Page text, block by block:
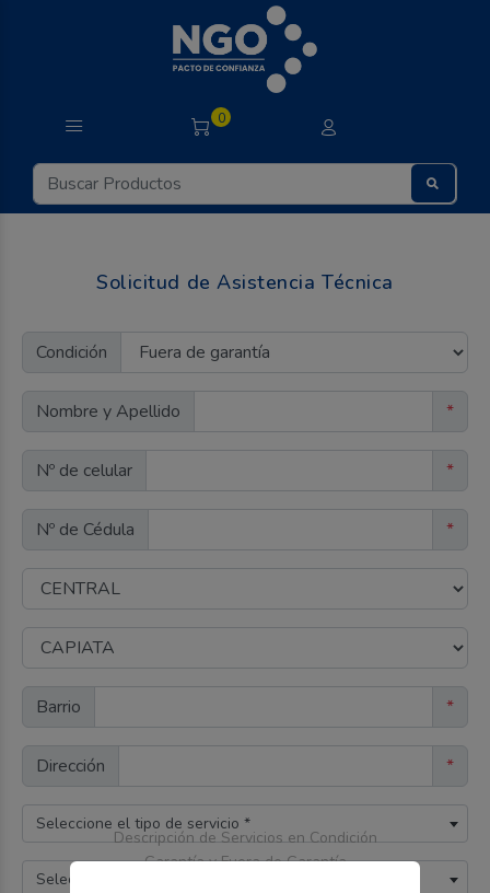
0
Solicitud de Asistencia Técnica
Condición
Nombre y Apellido *
Nº de celular *
Nº de Cédula *
Barrio *
Dirección *
Seleccione el tipo de servicio *
Seleccione la marca del producto *
Descripción de Servicios en Condición
Garantía y Fuera de Garantía